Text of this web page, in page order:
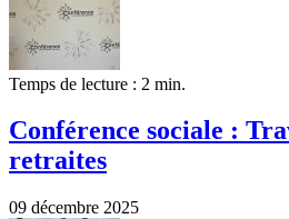
Temps de lecture : 2 min.
Conférence sociale :
retraites
09 décembre 2025